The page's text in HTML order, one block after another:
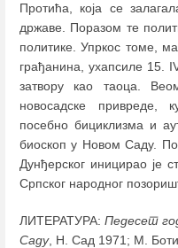
Протића, која се
државе. Поразом те
политике. Упркос томе,
грађанина, ухапсиле 15.
затвору као таоца.
новосадске привреде,
посебно бициклизма и
биоскоп у Новом Саду.
Дунђерског иницирао је
Српског народног
ЛИТЕРАТУРА: Педесет
Саду, Н. Сад 1971; М.